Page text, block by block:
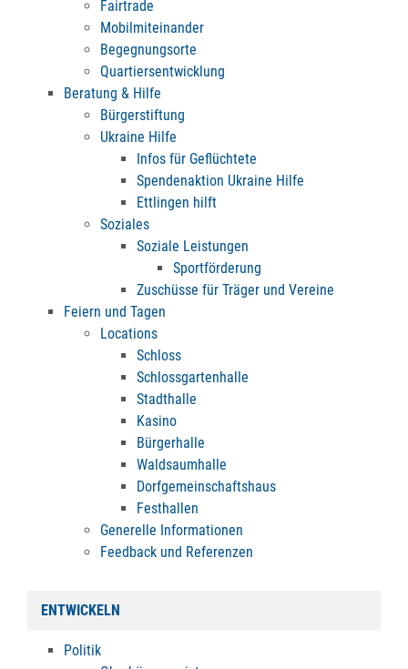
Fairtrade
Mobilmiteinander
Begegnungsorte
Quartiersentwicklung
Beratung & Hilfe
Bürgerstiftung
Ukraine Hilfe
Infos für Geflüchtete
Spendenaktion Ukraine Hilfe
Ettlingen hilft
Soziales
Soziale Leistungen
Sportförderung
Zuschüsse für Träger und Vereine
Feiern und Tagen
Locations
Schloss
Schlossgartenhalle
Stadthalle
Kasino
Bürgerhalle
Waldsaumhalle
Dorfgemeinschaftshaus
Festhallen
Generelle Informationen
Feedback und Referenzen
ENTWICKELN
Politik